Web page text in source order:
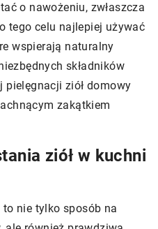
o nawożeniu, zwłaszcza
tego celu najlepiej używać
wspierają naturalny
składników
pielęgnacji ziół domowy
zakątkiem
ziół w kuchni
nie tylko sposób na